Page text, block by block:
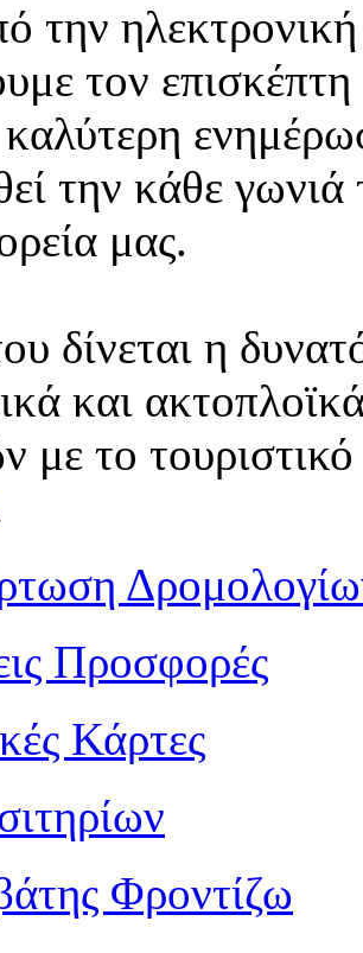
την ηλεκτρονική
τον
την κάθε
μας.
δίνεται η
και
με το
Προσφορές
Κάρτες
Φροντίζω